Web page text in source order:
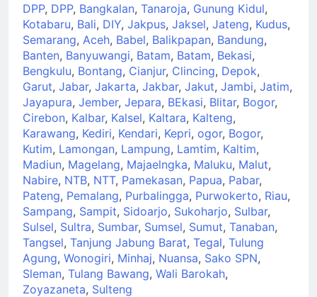
DPP, DPP, Bangkalan, Tanaroja, Gunung Kidul,
Kotabaru, Bali, DIY, Jakpus, Jaksel, Jateng, Kudus,
Semarang, Aceh, Babel, Balikpapan, Bandung,
Banten, Banyuwangi, Batam, Batam, Bekasi,
Bengkulu, Bontang, Cianjur, Clincing, Depok,
Garut, Jabar, Jakarta, Jakbar, Jakut, Jambi, Jatim,
Jayapura, Jember, Jepara, BEkasi, Blitar, Bogor,
Cirebon, Kalbar, Kalsel, Kaltara, Kalteng,
Karawang, Kediri, Kendari, Kepri, ogor, Bogor,
Kutim, Lamongan, Lampung, Lamtim, Kaltim,
Madiun, Magelang, Majaelngka, Maluku, Malut,
Nabire, NTB, NTT, Pamekasan, Papua, Pabar,
Pateng, Pemalang, Purbalingga, Purwokerto, Riau,
Sampang, Sampit, Sidoarjo, Sukoharjo, Sulbar,
Sulsel, Sultra, Sumbar, Sumsel, Sumut, Tanaban,
Tangsel, Tanjung Jabung Barat, Tegal, Tulung
Agung, Wonogiri, Minhaj, Nuansa, Sako SPN,
Sleman, Tulang Bawang, Wali Barokah,
Zoyazaneta, Sulteng